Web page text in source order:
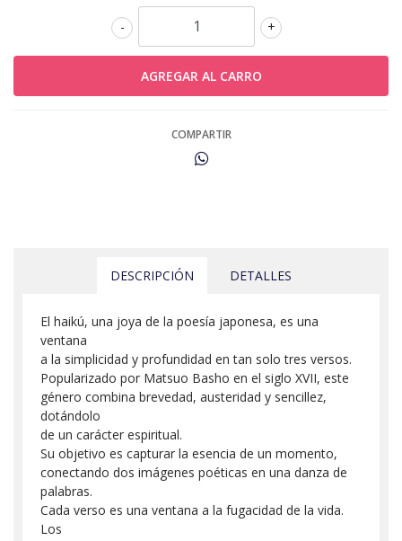
+
-
COMPARTIR
DESCRIPCIÓN DETALLES
El haikú, una joya de la poesía japonesa, es una
ventana
a la simplicidad y profundidad en tan solo tres versos.
Popularizado por Matsuo Basho en el siglo XVII, este
género combina brevedad, austeridad y sencillez,
dotándolo
de un carácter espiritual.
Su objetivo es capturar la esencia de un momento,
conectando dos imágenes poéticas en una danza de
palabras.
Cada verso es una ventana a la fugacidad de la vida.
Los